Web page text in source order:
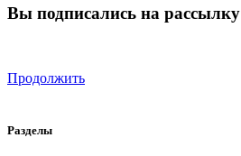
Вы подписались на рассылку
Продолжить
Разделы